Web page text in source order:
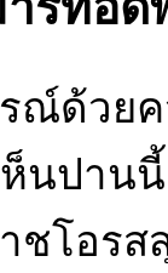
ณ์ด้วย
ห็นปานนี้
าชโอร